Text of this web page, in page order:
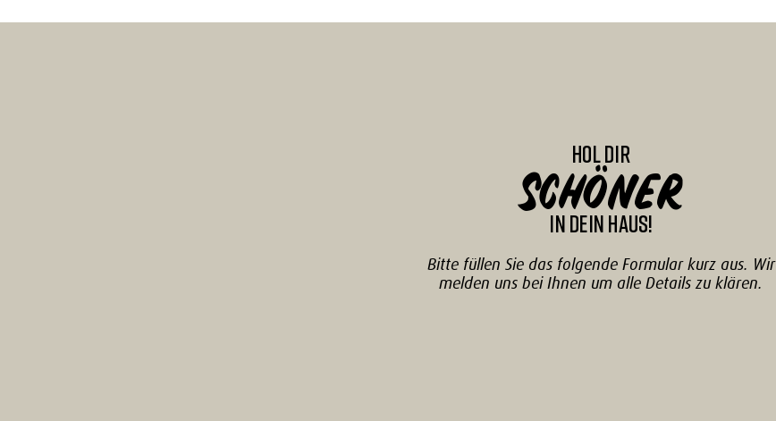
HOL DIR
in Dein Haus!
SCHÖNER
Bitte füllen Sie das folgende Formular kurz aus. Wir
melden uns bei Ihnen um alle Details zu klären.